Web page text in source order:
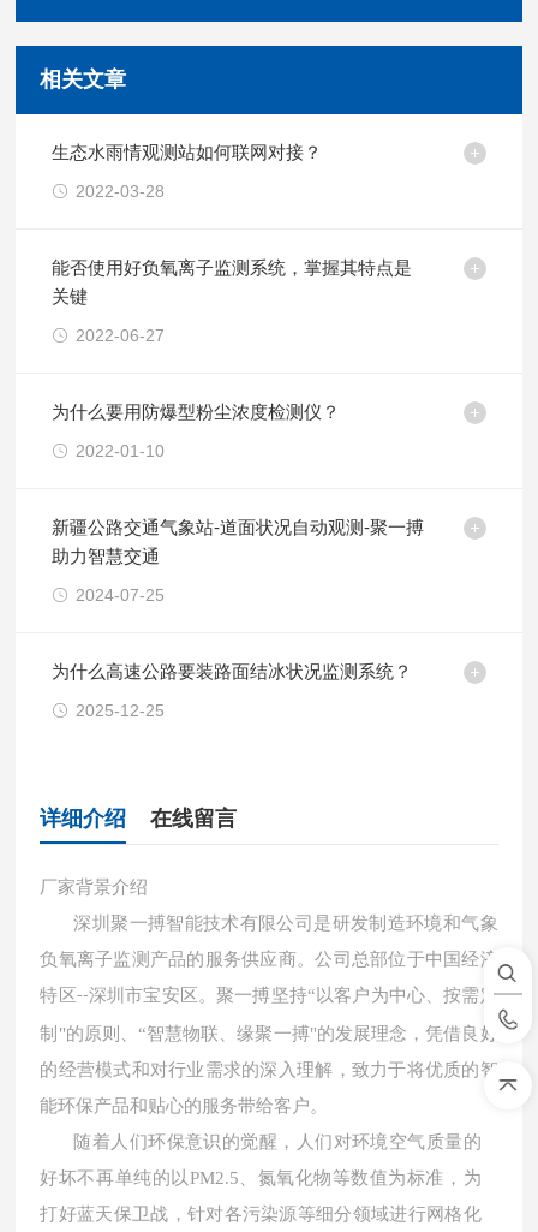
相关文章
生态水雨情观测站如何联网对接？
2022-03-28
能否使用好负氧离子监测系统，掌握其特点是
关键
2022-06-27
为什么要用防爆型粉尘浓度检测仪？
2022-01-10
新疆公路交通气象站-道面状况自动观测-聚一搏
助力智慧交通
2024-07-25
为什么高速公路要装路面结冰状况监测系统？
2025-12-25
详细介绍 在线留言
厂家背景介绍
深圳聚一搏智能技术有限公司是研发制造环境和气象
负氧离子监测产品的服务供应商。公司总部位于中国经济
特区--深圳市宝安区。聚一搏坚持“以客户为中心、按需定
制"的原则、“智慧物联、缘聚一搏"的发展理念，凭借良好
的经营模式和对行业需求的深入理解，致力于将优质的智
能环保产品和贴心的服务带给客户。
随着人们环保意识的觉醒，人们对环境空气质量的
好坏不再单纯的以PM2.5、氮氧化物等数值为标准，为
打好蓝天保卫战，针对各污染源等细分领域进行网格化